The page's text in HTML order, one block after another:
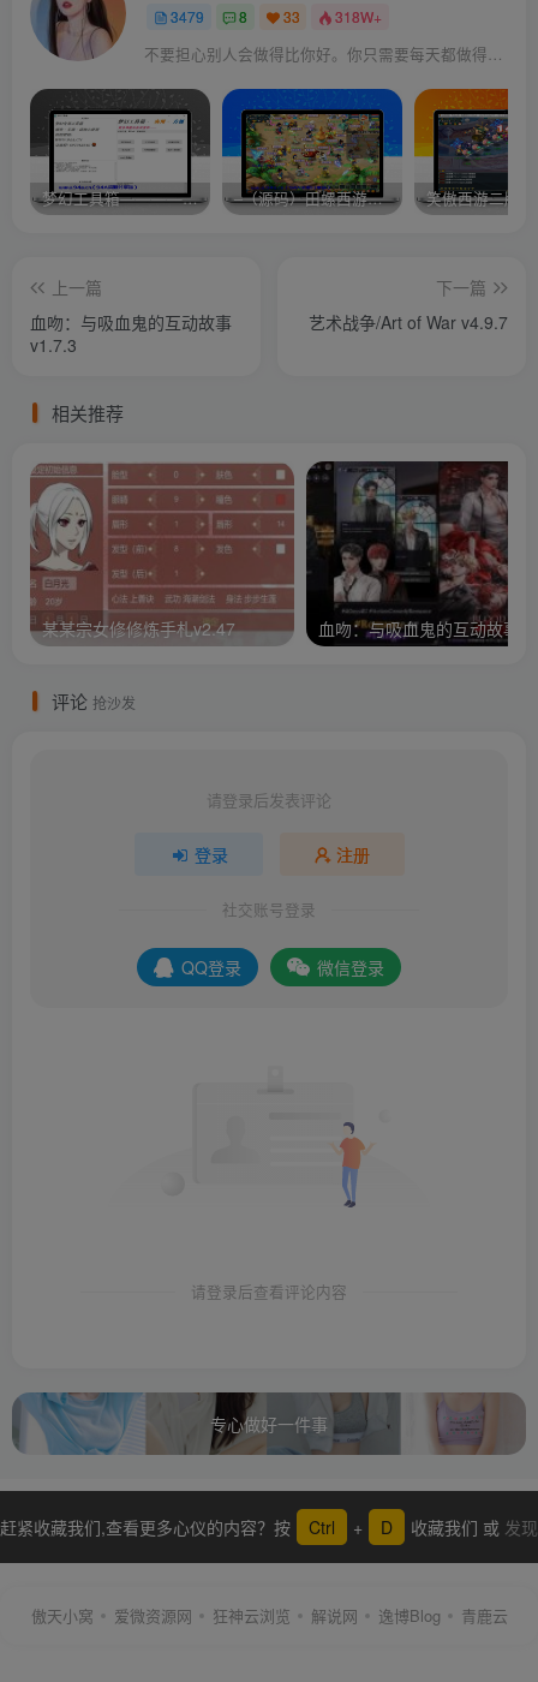
3479 8 33 318W+
不要担心别人会做得比你好。你只需要每天都做得比前一天好就可以了
梦幻工具箱————-免费 –（源码）田螺西游9.0 假人摆摊18门派飞升渡劫化圣助战最新BB谛听…. 笑傲西游二版-
上一篇
血吻：与吸血鬼的互动故事
v1.7.3
下一篇
艺术战争/Art of War v4.9.7
相关推荐
某某宗女修修炼手札v2.47
评论 抢沙发
请登录后发表评论
登录 注册
社交账号登录
QQ登录 微信登录
请登录后查看评论内容
专心做好一件事
赶紧收藏我们,查看更多心仪的内容？按 Ctrl + D 收藏我们 或 发现
傲天小窝 爱微资源网 狂神云浏览 解说网 逸博Blog 青鹿云